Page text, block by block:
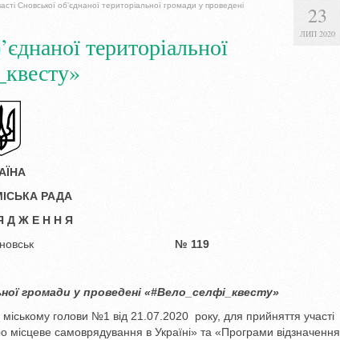
23
ЛИП 2020
Сновської об’єднаної територіальної громади у проведені
територіальної
РАДА
Д Ж Е Н Н Я
м. Сновськ № 119
громади у проведені «#Вело_селфі_квесту»
голови №1 від 21.07.2020 року, для прийняття участі
самоврядування в Україні» та «Програми відзначення